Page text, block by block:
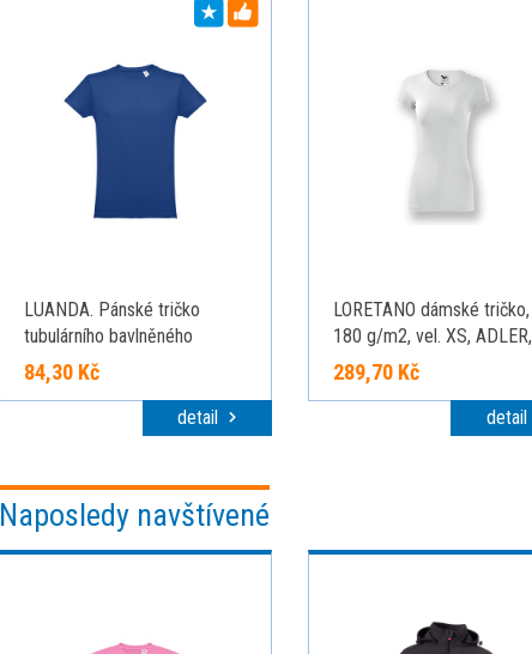
LUANDA. Pánské tričko
tubulárního bavlněného
formátu, královská modrá, L
84,30 Kč
detail
LORETANO dámské tričko,
180 g/m2, vel. XS, ADLER,
Bílá
289,70 Kč
detail
Naposledy navštívené